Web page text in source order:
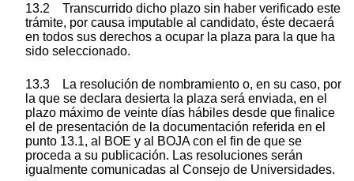
13.2 Transcurrido dicho plazo sin haber verificado este
trámite, por causa imputable al candidato, éste decaerá
en todos sus derechos a ocupar la plaza para la que ha
sido seleccionado.
13.3 La resolución de nombramiento o, en su caso, por
la que se declara desierta la plaza será enviada, en el
plazo máximo de veinte días hábiles desde que finalice
el de presentación de la documentación referida en el
punto 13.1, al BOE y al BOJA con el fin de que se
proceda a su publicación. Las resoluciones serán
igualmente comunicadas al Consejo de Universidades.